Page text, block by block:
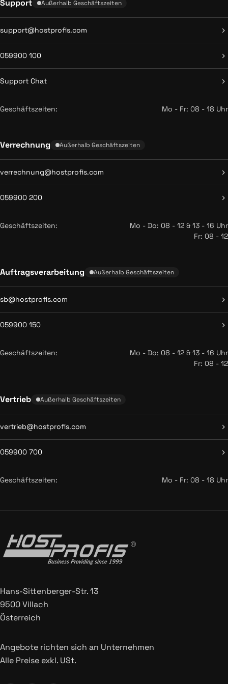
Support Außerhalb Geschäftszeiten
support@hostprofis.com
059900 100
Support Chat
Geschäftszeiten: Mo - Fr: 08 - 18 Uhr
Verrechnung Außerhalb Geschäftszeiten
verrechnung@hostprofis.com
059900 200
Geschäftszeiten:
Mo - Do: 08 - 12 & 13 - 16 Uhr
Fr: 08 - 12
Auftragsverarbeitung Außerhalb Geschäftszeiten
sb@hostprofis.com
059900 150
Geschäftszeiten:
Mo - Do: 08 - 12 & 13 - 16 Uhr
Fr: 08 - 12
Vertrieb Außerhalb Geschäftszeiten
vertrieb@hostprofis.com
059900 700
Geschäftszeiten: Mo - Fr: 08 - 18 Uhr
Hans-Sittenberger-Str. 13
9500 Villach
Österreich
Angebote richten sich an Unternehmen
Alle Preise exkl. USt.